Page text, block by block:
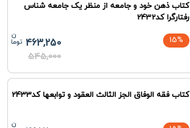
کتاب ذهن خود و جامعه از منظر یک جامعه شناس
رفتارگرا کد2432
15%
463,250
545,000
کتاب فقه الوفاق الجز الثالث العقود و توابعها کد2433